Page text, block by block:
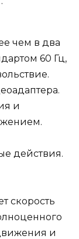
чем в два
60 Гц,
и
действия.
скорость
и